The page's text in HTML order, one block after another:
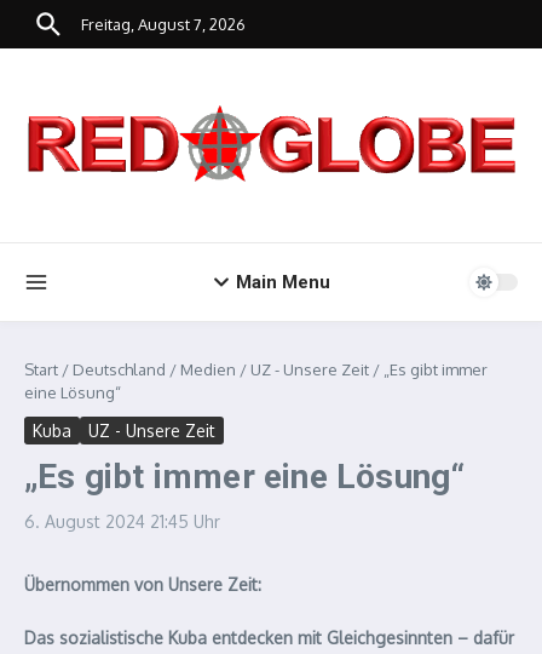
Zum Inhalt springen
Freitag, August 7, 2026
Main Menu
Start / Deutschland / Medien / UZ - Unsere Zeit / „Es gibt immer
eine Lösung“
Kuba UZ - Unsere Zeit
„Es gibt immer eine Lösung“
6. August 2024 21:45 Uhr
Übernommen von Unsere Zeit:
Das sozialistische Kuba entdecken mit Gleichgesinnten – dafür